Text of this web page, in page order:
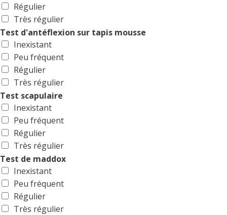
Régulier
Très régulier
Test d'antéflexion sur tapis mousse
Inexistant
Peu fréquent
Régulier
Très régulier
Test scapulaire
Inexistant
Peu fréquent
Régulier
Très régulier
Test de maddox
Inexistant
Peu fréquent
Régulier
Très régulier